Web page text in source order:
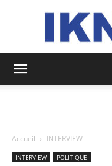
Accueil INTERVIEW
INTERVIEW POLITIQUE